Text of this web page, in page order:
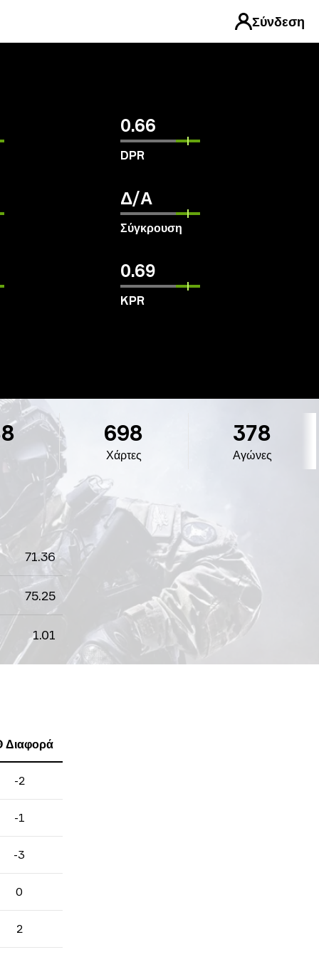
Σύνδεση
0.66
DPR
Δ/Α
Σύγκρουση
0.69
KPR
Χάρτες
698
Αγώνες
378
71.36
75.25
1.01
Διαφορά
-2
-1
-3
0
2